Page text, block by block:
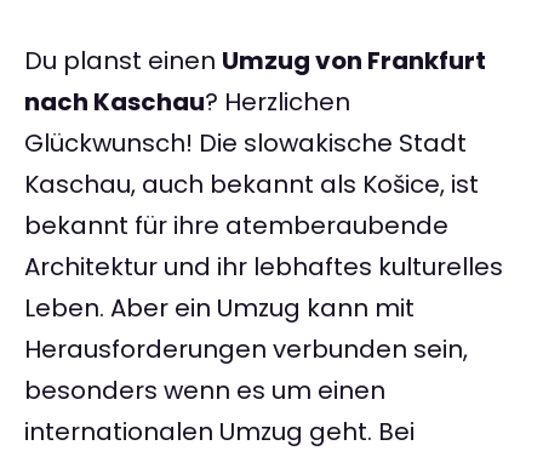
Du planst einen Umzug von Frankfurt
nach Kaschau? Herzlichen
Glückwunsch! Die slowakische Stadt
Kaschau, auch bekannt als Košice, ist
bekannt für ihre atemberaubende
Architektur und ihr lebhaftes kulturelles
Leben. Aber ein Umzug kann mit
Herausforderungen verbunden sein,
besonders wenn es um einen
internationalen Umzug geht. Bei